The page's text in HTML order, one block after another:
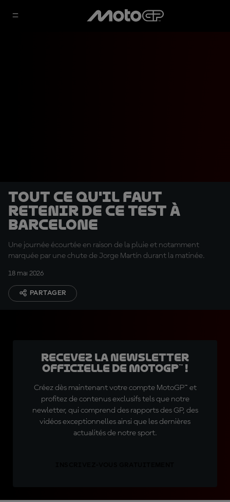
Tout ce qu'il faut
retenir de ce Test à
Barcelone
Une journée écourtée en raison de la pluie et notamment
marquée par une chute de Jorge Martín durant la matinée.
18 mai 2026
PARTAGER
Recevez la Newsletter
officielle de MotoGP™ !
Créez dès maintenant votre compte MotoGP™ et
profitez de contenus exclusifs tels que notre
newletter, qui comprend des rapports des GP, des
vidéos exceptionnelles ainsi que les dernières
actualités de notre sport.